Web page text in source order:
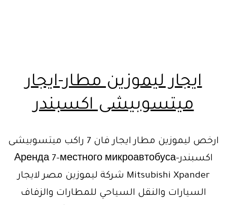
ايجار ليموزين مطار-ايجار
ميتسوبيشى اكسبندر
ارخص ليموزين مطار ايجار فان 7 راكب ميتسوبيشى
اكسبندر-Аренда 7-местного микроавтобуса
Mitsubishi Xpander شركة ليموزين مصر لايجار
السيارات والنقل السياحي للمطارات والزفاف